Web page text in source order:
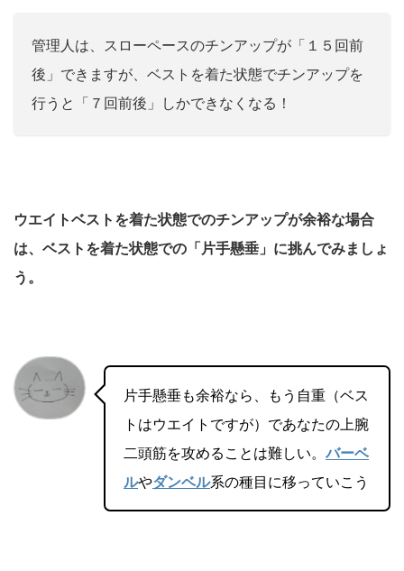
管理人は、スローペースのチンアップが「１５回前
後」できますが、ベストを着た状態でチンアップを
行うと「７回前後」しかできなくなる！
ウエイトベストを着た状態でのチンアップが余裕な場合
は、ベストを着た状態での「片手懸垂」に挑んでみましょ
う。
片手懸垂も余裕なら、もう自重（ベス
トはウエイトですが）であなたの上腕
二頭筋を攻めることは難しい。 バーベ
ルやダンベル系の種目に移っていこう